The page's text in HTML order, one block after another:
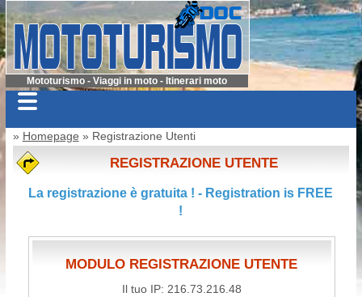
Mototurismo - Viaggi in moto - Itinerari moto
» Homepage » Registrazione Utenti
REGISTRAZIONE UTENTE
La registrazione è gratuita ! - Registration is FREE
!
MODULO REGISTRAZIONE UTENTE
Il tuo IP: 216.73.216.48